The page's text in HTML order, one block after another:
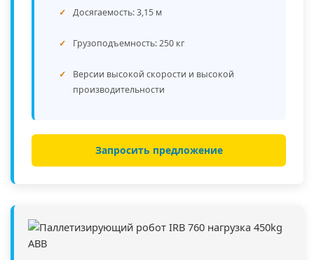
Досягаемость: 3,15 м
Грузоподъемность: 250 кг
Версии высокой скорости и высокой
производительности
Запросить предложение